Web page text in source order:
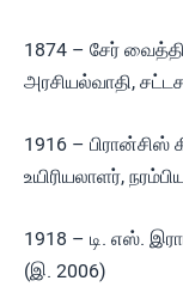
1874 – சேர்
அரசியல்வாதி,
1916 – பிரான்சிஸ்
உயிரியலாளர்,
1918 – டி. எஸ்.
(இ. 2006)